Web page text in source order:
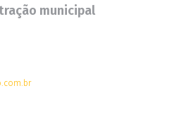
municipal